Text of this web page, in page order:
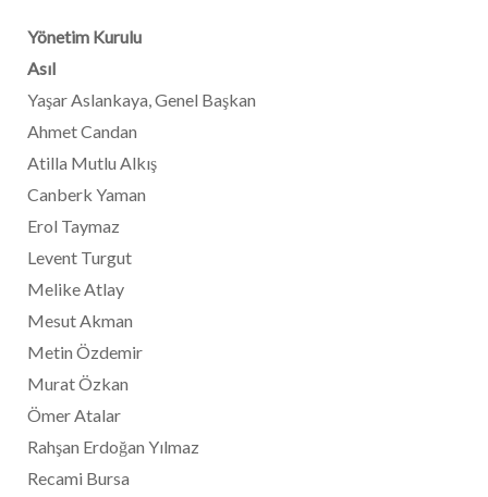
Yönetim Kurulu
Asıl
Yaşar Aslankaya, Genel Başkan
Ahmet Candan
Atilla Mutlu Alkış
Canberk Yaman
Erol Taymaz
Levent Turgut
Melike Atlay
Mesut Akman
Metin Özdemir
Murat Özkan
Ömer Atalar
Rahşan Erdoğan Yılmaz
Recami Bursa